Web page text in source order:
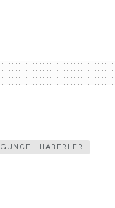
GÜNCEL HABERLER